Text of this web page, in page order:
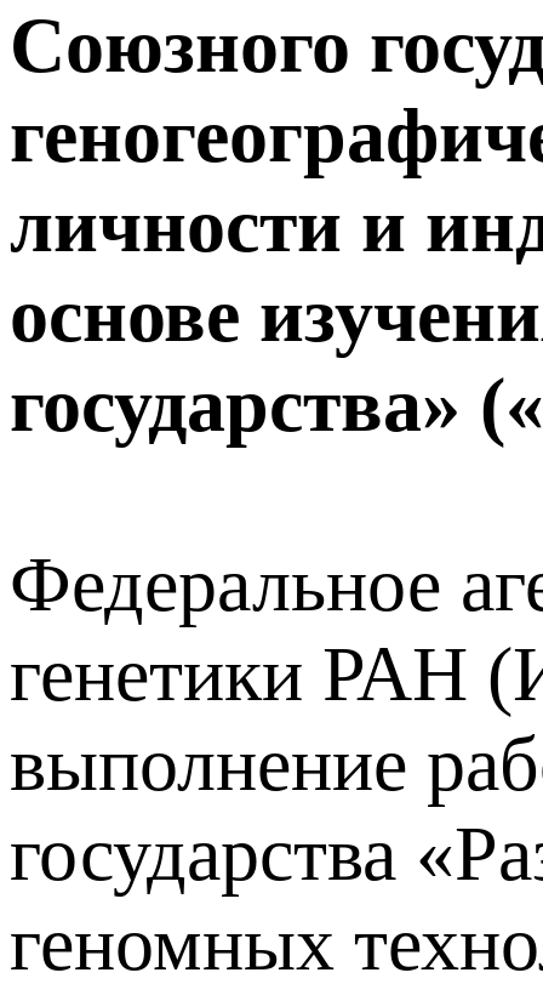
Союзного
личности и
основе
государства»
Федеральное
генетики РАН
выполнение
государства
геномных